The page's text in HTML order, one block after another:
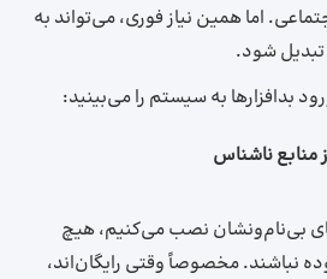
اما همین نیاز فوری، می‌تواند به
تبدیل شود.
بدافزارها به سیستم را می‌بینید:
منابع ناشناس
بی‌نام‌ونشان نصب می‌کنیم، هیچ
نباشند. مخصوصاً وقتی رایگان‌اند،